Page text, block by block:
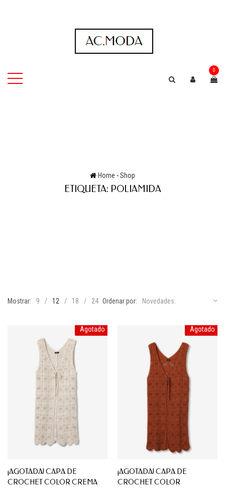
0
Home -Shop
ETIQUETA: POLIAMIDA
Mostrar: 9 12 18 24 Ordenar por: Novedades:
Agotado
¡AGOTADA! CAPA DE
CROCHET COLOR CREMA
Agotado
¡AGOTADA! CAPA DE
CROCHET COLOR